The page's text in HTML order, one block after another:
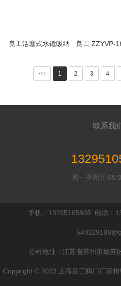
良工活塞式水锤吸纳
良工 ZZYVP-
<< 1 2 3 4
联系我
周一至周五
手机：13295105805 电话：
公司地址：江苏省苏州市姑苏
Copyright © 2023 上海良工阀门厂苏州